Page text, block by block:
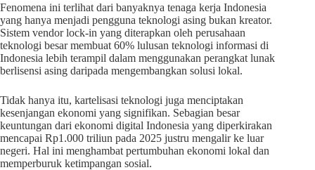
Fenomena ini terlihat dari banyaknya tenaga kerja Indonesia
yang hanya menjadi pengguna teknologi asing bukan kreator.
Sistem vendor lock-in yang diterapkan oleh perusahaan
teknologi besar membuat 60% lulusan teknologi informasi di
Indonesia lebih terampil dalam menggunakan perangkat lunak
berlisensi asing daripada mengembangkan solusi lokal.
Tidak hanya itu, kartelisasi teknologi juga menciptakan
kesenjangan ekonomi yang signifikan. Sebagian besar
keuntungan dari ekonomi digital Indonesia yang diperkirakan
mencapai Rp1.000 triliun pada 2025 justru mengalir ke luar
negeri. Hal ini menghambat pertumbuhan ekonomi lokal dan
memperburuk ketimpangan sosial.